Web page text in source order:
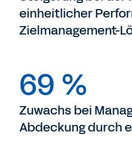
einheitlicher
Zielmanagement-
69 %
Zuwachs bei
Abdeckung durch